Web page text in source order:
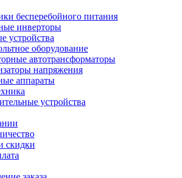
бесперебойного питания
инверторы
устройства
оборудование
автотрансформаторы
напряжения
аппараты
устройства
скидки